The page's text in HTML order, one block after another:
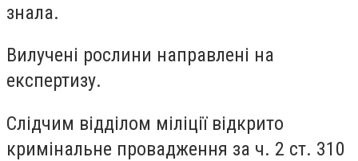
знала.
Вилучені рослини направлені на
експертизу.
Слідчим відділом міліції відкрито
кримінальне провадження за ч. 2 ст. 310